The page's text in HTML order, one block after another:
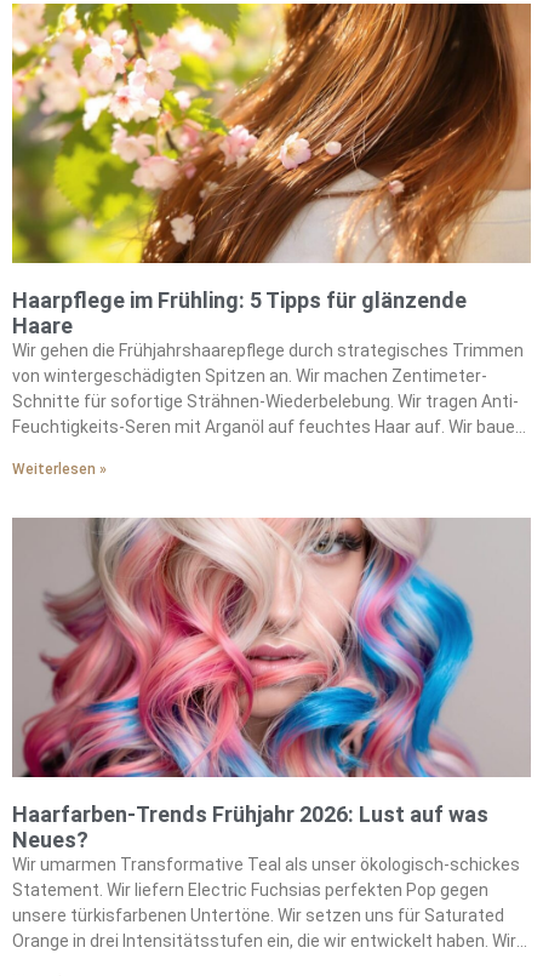
anzukämpfen. Wir zaubern begehrte sonnengeküsste Looks mit
sanften Bronde-Highlights. Wir fügen Wärme durch satte
Schokoladentöne hinzu. Wir kombinieren entspannte Styles mit
Netzbaretts für Raffinesse. Wir integrieren Statement-Schals für
Pariser Eleganz. Wir brauchen minimalen Morgenaufwand bei
maximaler Wirkung.
Haarpflege im Frühling: 5 Tipps für glänzende
Haare
Wir gehen die Frühjahrshaarepflege durch strategisches Trimmen
von wintergeschädigten Spitzen an. Wir machen Zentimeter-
Schnitte für sofortige Strähnen-Wiederbelebung. Wir tragen Anti-
Feuchtigkeits-Seren mit Arganöl auf feuchtes Haar auf. Wir bauen
machen wöchentliche Kopfhaut-Peelings, um
statt Hitzestyling, um die natürliche Feuchtigkeit zu bewahren. Wir
verwenden Vor-Färbung-Pflegemasken vor saisonalen
Farbveränderungen. Wir stärken unsere Strähnen durch
Tiefenpflegebehandlungen. Wir bekämpfen Frizz mit ölbasierten
Schutzbarrieren. Wir erhalten die Haargesundheit durch
konsequente feuchtigkeitsbewahrende Praktiken.
Weiterlesen »
Haarfarben-Trends Frühjahr 2026: Lust auf was
Neues?
Wir umarmen Transformative Teal als unser ökologisch-schickes
Statement. Wir liefern Electric Fuchsias perfekten Pop gegen
unsere türkisfarbenen Untertöne. Wir setzen uns für Saturated
Orange in drei Intensitätsstufen ein, die wir entwickelt haben. Wir